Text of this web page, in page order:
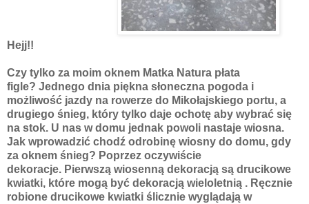
Hejj!!
Czy tylko za moim oknem Matka Natura płata
figle? Jednego dnia piękna słoneczna pogoda i
możliwość jazdy na rowerze do Mikołajskiego portu, a
drugiego śnieg, który tylko daje ochotę aby wybrać się
na stok. U nas w domu jednak powoli nastaje wiosna.
Jak wprowadzić chodź odrobinę wiosny do domu, gdy
za oknem śnieg? Poprzez oczywiście
dekoracje. Pierwszą wiosenną dekoracją są drucikowe
kwiatki, które mogą być dekoracją wieloletnią . Ręcznie
robione drucikowe kwiatki ślicznie wyglądają w